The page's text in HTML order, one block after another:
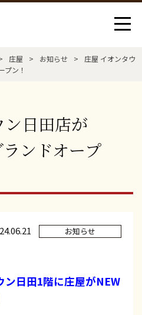
庄屋 > お知らせ >
庄屋 イオンタウ
プン！
日田店が
ンドオープ
お知らせ
日田1階に庄屋がNEW